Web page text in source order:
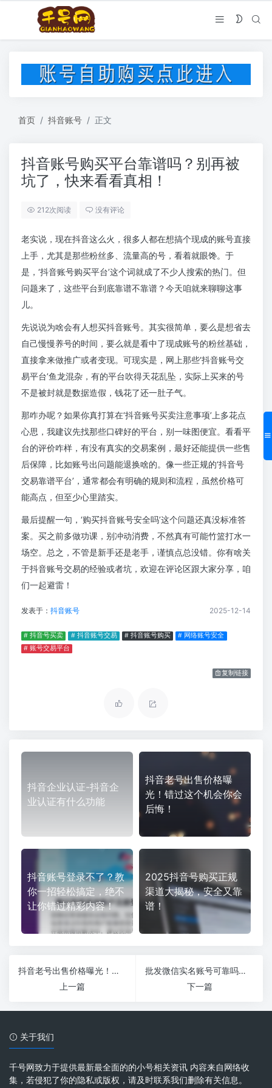
首页 抖音账号 正文
抖音账号购买平台靠谱吗？别再被
坑了，快来看看真相！
212次阅读 没有评论
老实说，现在抖音这么火，很多人都在想搞个现成的账号直接
上手，尤其是那些粉丝多、流量高的号，看着就眼馋。于
是，‘抖音账号购买平台’这个词就成了不少人搜索的热门。但
问题来了，这些平台到底靠谱不靠谱？今天咱就来聊聊这事
儿。
先说说为啥会有人想买抖音账号。其实很简单，要么是想省去
自己慢慢养号的时间，要么就是看中了现成账号的粉丝基础，
直接拿来做推广或者变现。可现实是，网上那些‘抖音账号交
易平台’鱼龙混杂，有的平台吹得天花乱坠，实际上买来的号
不是被封就是数据造假，钱花了还一肚子气。
那咋办呢？如果你真打算在‘抖音账号买卖注意事项’上多花点
心思，我建议先找那些口碑好的平台，别一味图便宜。看看平
台的评价咋样，有没有真实的交易案例，最好还能提供一些售
后保障，比如账号出问题能退换啥的。像一些正规的‘抖音号
交易靠谱平台’，通常都会有明确的规则和流程，虽然价格可
能高点，但至少心里踏实。
最后提醒一句，‘购买抖音账号安全吗’这个问题还真没标准答
案。买之前多做功课，别冲动消费，不然真有可能竹篮打水一
场空。总之，不管是新手还是老手，谨慎点总没错。你有啥关
于抖音账号交易的经验或者坑，欢迎在评论区跟大家分享，咱
们一起避雷！
发表于： 抖音账号 2025-12-14
# 抖音号买卖 # 抖音账号交易 # 抖音账号购买
# 网络账号安全
# 账号交易平台
复制链接
抖音企业认证-抖音企
业认证有什么功能
抖音老号出售价格曝
光！错过这个机会你会
后悔！
抖音账号登录不了？教
你一招轻松搞定，绝不
让你错过精彩内容！
2025抖音号购买正规
渠道大揭秘，安全又靠
谱！
抖音老号出售价格曝光！错过这个机会你会后悔！
上一篇
批发微信实名账号可靠吗？别再被坑，教你如何辨别真假！
下一篇
关于我们
千号网致力于提供最新最全面的的小号相关资讯 内容来自网络收
集，若侵犯了你的隐私或版权，请及时联系我们删除有关信息。